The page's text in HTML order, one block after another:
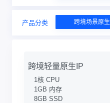
产品分类 跨境场景原生
跨境轻量原生IP
1核 CPU
1GB 内存
8GB SSD